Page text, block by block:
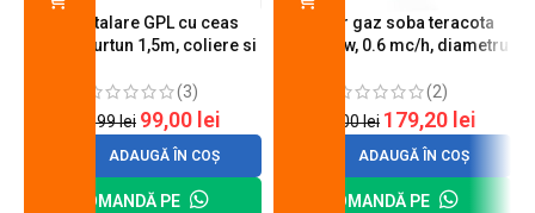
Kit instalare GPL cu ceas
butelie, furtun 1,5m, coliere si
(3)
120,99lei 99,00 lei
ADAUGĂ ÎN COȘ
COMANDĂ PE
Arzator gaz soba teracota
A600, 6 kw, 0.6 mc/h, diametru
(2)
200,00lei 179,20 lei
ADAUGĂ ÎN COȘ
COMANDĂ PE